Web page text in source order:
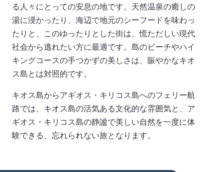
る人々にとっての安息の地です。天然温泉の癒しの
湯に浸かったり、海辺で地元のシーフードを味わっ
たりと、このゆったりとした街は、慌ただしい現代
社会から逃れたい方に最適です。島のビーチやハイ
キングコースの手つかずの美しさは、賑やかなキオ
ス島とは対照的です。
キオス島からアギオス・キリコス島へのフェリー航
路では、キオス島の活気ある文化的な雰囲気と、ア
ギオス・キリコス島の静謐で美しい自然を一度に体
験できる、忘れられない旅となります。